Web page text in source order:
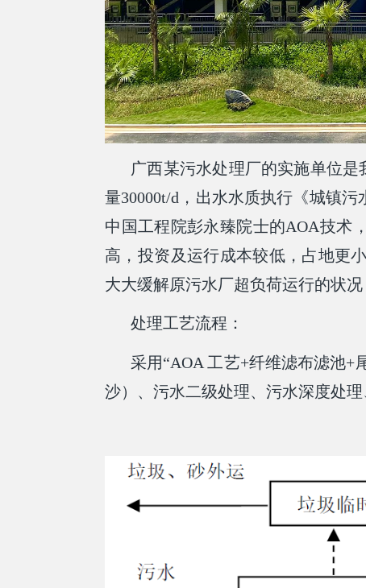
广西某污水处理厂的实施单位
量30000t/d，出水水质执行《城镇
中国工程院彭永臻院士的AOA技术
高，投资及运行成本较低，占地更
大大缓解原污水厂超负荷运行的状
处理工艺流程：
采用“AOA 工艺+纤维滤布滤池
沙）、污水二级处理、污水深度处理